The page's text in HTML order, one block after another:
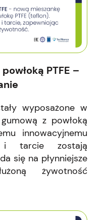
PTFE –
wyposażone w
z powłoką
innowacyjnemu
i tarcie zostają
się na płynniejsze
żywotność